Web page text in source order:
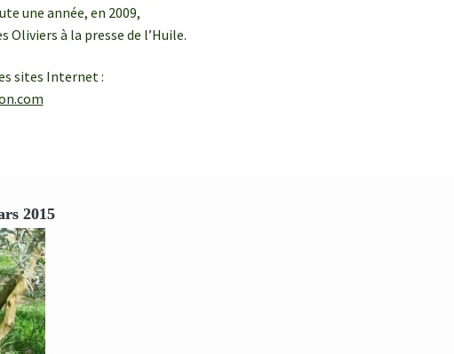
une année, en 2009,
à la presse de l’Huile.
sites Internet :
2015